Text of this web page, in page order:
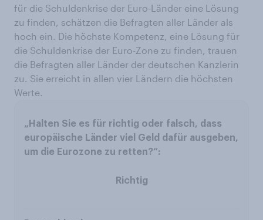
für die Schuldenkrise der Euro-Länder eine Lösung
zu finden, schätzen die Befragten aller Länder als
hoch ein. Die höchste Kompetenz, eine Lösung für
die Schuldenkrise der Euro-Zone zu finden, trauen
die Befragten aller Länder der deutschen Kanzlerin
zu. Sie erreicht in allen vier Ländern die höchsten
Werte.
Richtig